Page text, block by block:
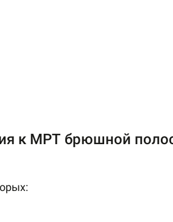
к МРТ брюшной